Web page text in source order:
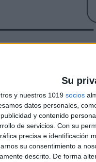
Su
y nuestros 1019 socios
datos personales,
y contenido
de servicios. Con su
precisa e identificación
su consentimiento a
descrito. De forma